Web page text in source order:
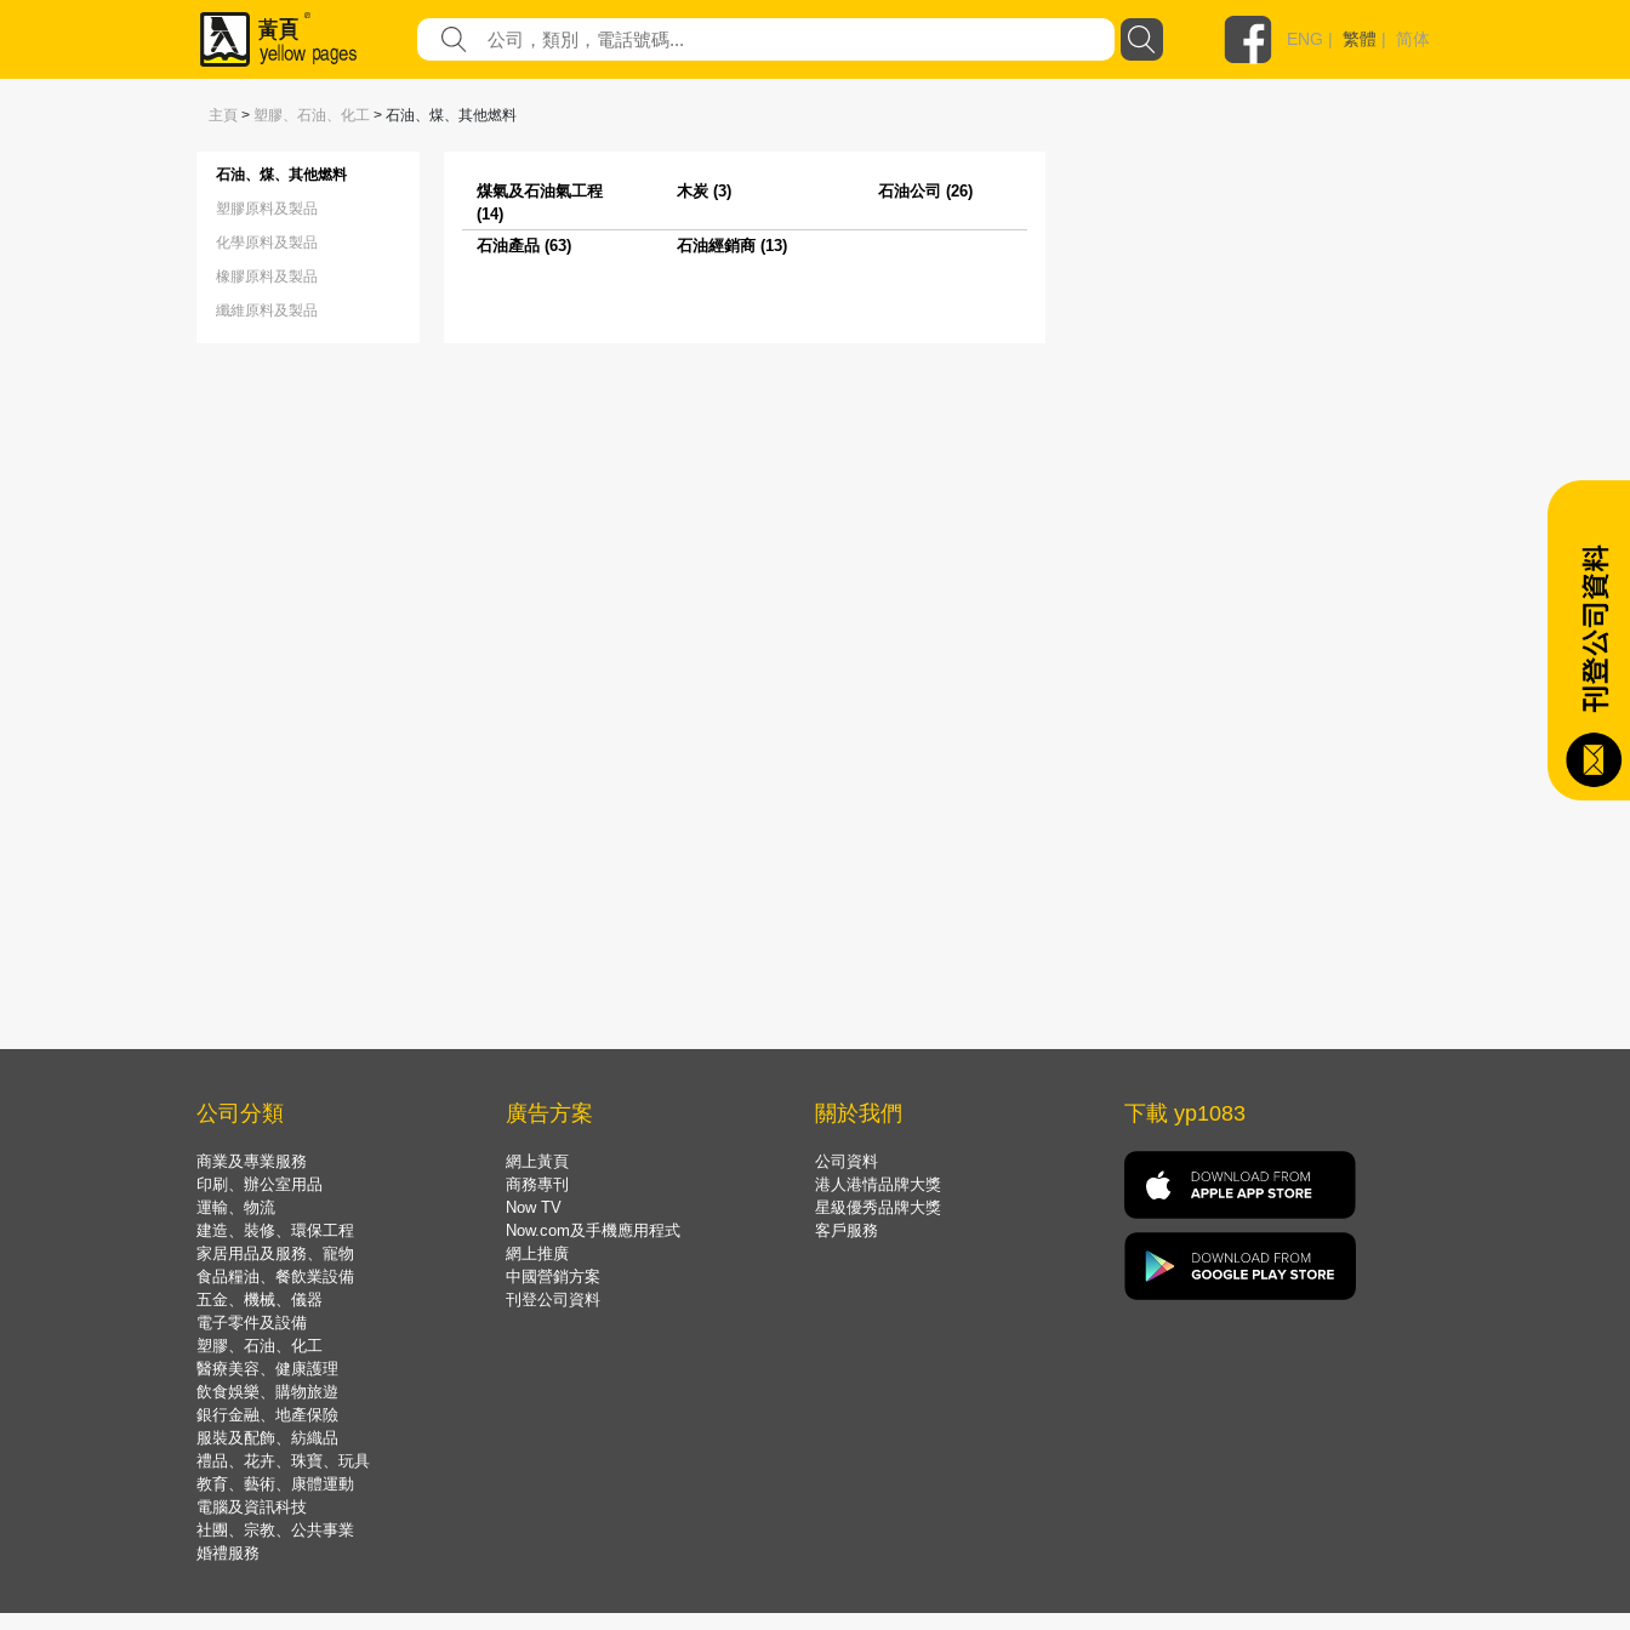
ENG | 繁體 | 简体
主頁 > 塑膠、石油、化工 > 石油、煤、其他燃料
石油、煤、其他燃料
塑膠原料及製品
化學原料及製品
橡膠原料及製品
纖維原料及製品
煤氣及石油氣工程
(14)
木炭 (3) 石油公司 (26)
石油產品 (63) 石油經銷商 (13)
公司分類
商業及專業服務
印刷、辦公室用品
運輸、物流
建造、裝修、環保工程
家居用品及服務、寵物
食品糧油、餐飲業設備
五金、機械、儀器
電子零件及設備
塑膠、石油、化工
醫療美容、健康護理
飲食娛樂、購物旅遊
銀行金融、地產保險
服裝及配飾、紡織品
禮品、花卉、珠寶、玩具
教育、藝術、康體運動
電腦及資訊科技
社團、宗教、公共事業
婚禮服務
廣告方案
網上黃頁
商務專刊
Now TV
Now.com及手機應用程式
網上推廣
中國營銷方案
刊登公司資料
關於我們
公司資料
港人港情品牌大獎
星級優秀品牌大獎
客戶服務
下載 yp1083